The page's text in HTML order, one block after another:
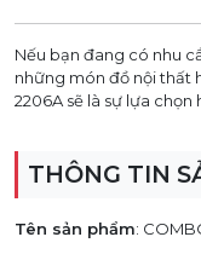
Nếu bạn đang có nhu
những món đồ nội thất
2206A sẽ là sự lựa chọn
THÔNG TIN
Tên sản phẩm: